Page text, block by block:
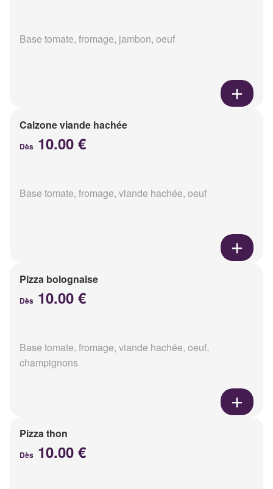
Base tomate, fromage, jambon, oeuf
Calzone viande hachée
Dès 10.00 €
Base tomate, fromage, viande hachée, oeuf
Pizza bolognaise
Dès 10.00 €
Base tomate, fromage, viande hachée, oeuf,
champignons
Pizza thon
Dès 10.00 €